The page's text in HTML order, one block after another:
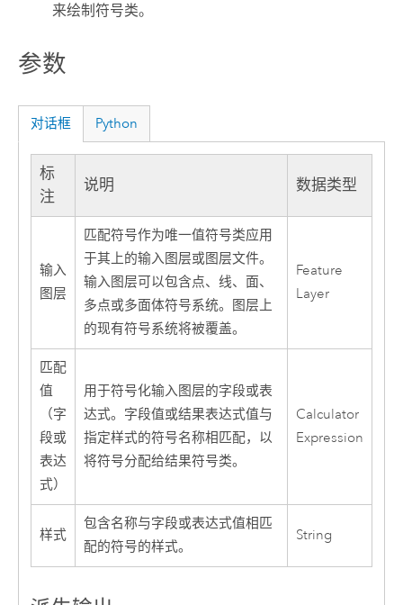
来绘制符号类。
参数
对话框 Python
标
注
说明 数据类型
输入
图层
匹配符号作为唯一值符号类应用
于其上的输入图层或图层文件。
输入图层可以包含点、线、面、
多点或多面体符号系统。图层上
的现有符号系统将被覆盖。
Feature
Layer
匹配
值
（字
段或
表达
式）
用于符号化输入图层的字段或表
达式。字段值或结果表达式值与
指定样式的符号名称相匹配，以
将符号分配给结果符号类。
Calculator
Expression
样式
包含名称与字段或表达式值相匹
配的符号的样式。
String